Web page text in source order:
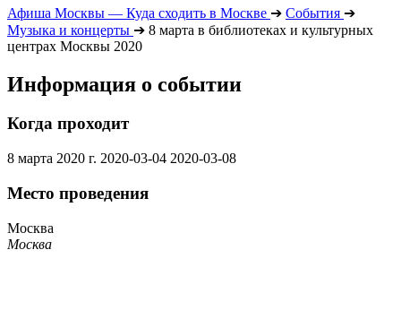
Афиша Москвы — Куда сходить в Москве ➔ События ➔
Музыка и концерты ➔ 8 марта в библиотеках и культурных
центрах Москвы 2020
Информация о событии
Когда проходит
8 марта 2020 г. 2020-03-04 2020-03-08
Место проведения
Москва
Москва